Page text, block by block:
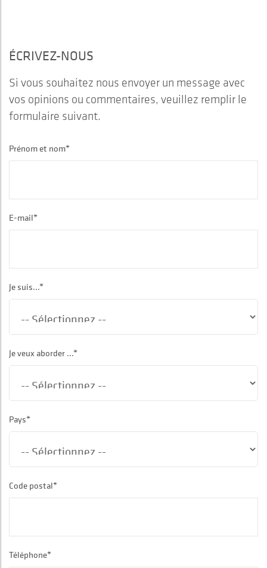
ÉCRIVEZ-NOUS
Si vous souhaitez nous envoyer un message avec
vos opinions ou commentaires, veuillez remplir le
formulaire suivant.
Prénom et nom*
E-mail*
Je suis...*
Je veux aborder ...*
Pays*
Code postal*
Téléphone*